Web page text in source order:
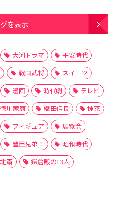
を表示
大河ドラマ
平安時代
戦国武将
スイーツ
漫画 時代劇
テレビ
徳川家康 織田信長
抹茶
フィギュア
展覧会
豊臣兄弟！
昭和時代
斎 鎌倉殿の13人